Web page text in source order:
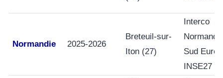
Normandie 2025-2026
Breteuil-sur-
Iton (27)
Interco
Sud Eure
INSE27